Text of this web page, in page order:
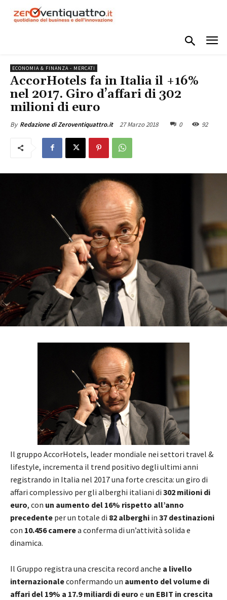
ECONOMIA & FINANZA - MERCATI
AccorHotels fa in Italia il +16%
nel 2017. Giro d’affari di 302
milioni di euro
By Redazione di Zeroventiquattro.it 27 Marzo 2018 0 92
Il gruppo AccorHotels, leader mondiale nei settori travel &
lifestyle, incrementa il trend positivo degli ultimi anni
registrando in Italia nel 2017 una forte crescita: un giro di
affari complessivo per gli alberghi italiani di 302 milioni di
euro, con un aumento del 16% rispetto all’anno
precedente per un totale di 82 alberghi in 37 destinazioni
con 10.456 camerea conferma di un’attività solida e
dinamica.
Il Gruppo registra una crescita record anche a livello
internazionaleconfermando un aumento del volume di
affari del 19% a 17.9 miliardi di euro e un EBIT in crescita